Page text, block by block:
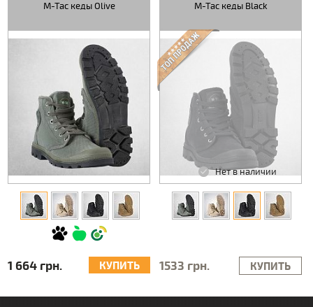
M-Tac кеды Olive
1 664 грн. КУПИТЬ
M-Tac кеды Black
Нет в наличии
1533 грн. КУПИТЬ